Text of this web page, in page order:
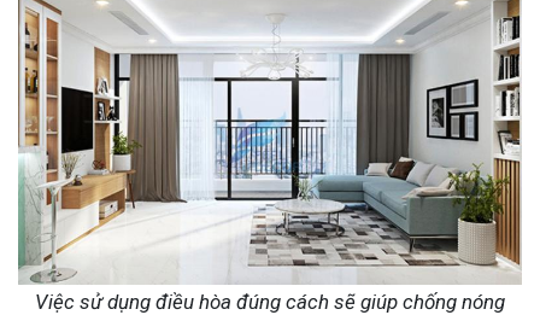
Việc sử dụng điều hòa đúng cách sẽ giúp chống nóng